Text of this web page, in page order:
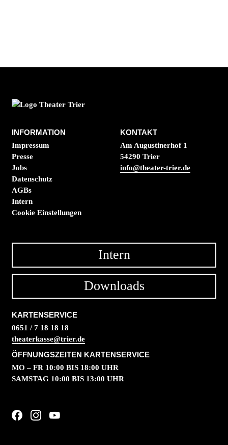
INFORMATION
Impressum
Presse
Jobs
Datenschutz
AGBs
Intern
Cookie Einstellungen
KONTAKT
Am Augustinerhof 1
54290 Trier
info@theater-trier.de
Intern
Downloads
KARTENSERVICE
0651 / 7 18 18 18
theaterkasse@trier.de
ÖFFNUNGSZEITEN KARTENSERVICE
MO – FR 10:00 BIS 18:00 UHR
SAMSTAG 10:00 BIS 13:00 UHR